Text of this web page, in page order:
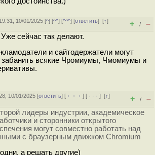
10/01/2025 [^] [^^] [^^^] [ответить][↑]
+ / –
сейчас так делают.
и сайтодержатели могут
забанить всякие Чромиумы, Чмомиумы и
10/01/2025 [ответить] [ ﹢﹢﹢] [ · · ·][↑]
+ / –
лидеры индустрии, академическое
и сторонники открытого
могут совместно работать над
с браузерным движком Chromium
а решать другие)